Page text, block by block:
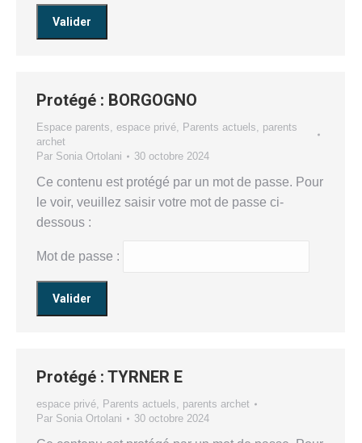
Protégé : BORGOGNO
Espace parents, espace privé, Parents actuels, parents
archet
Par Sonia Ortolani 30 octobre 2024
Ce contenu est protégé par un mot de passe. Pour
le voir, veuillez saisir votre mot de passe ci-
dessous :
Mot de passe :
Protégé : TYRNER E
espace privé, Parents actuels, parents archet
Par Sonia Ortolani 30 octobre 2024